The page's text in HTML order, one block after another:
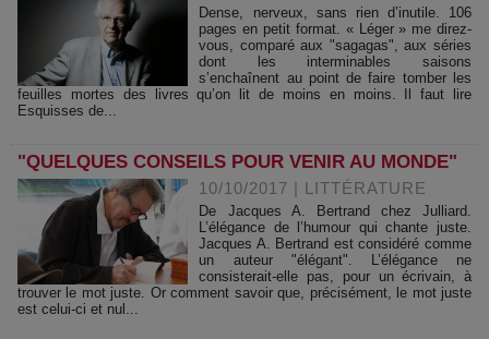
Dense, nerveux, sans rien d’inutile. 106
pages en petit format. « Léger » me direz-
vous, comparé aux "sagagas", aux séries
dont les interminables saisons
s’enchaînent au point de faire tomber les
feuilles mortes des livres qu’on lit de moins en moins. Il faut lire
Esquisses de...
"QUELQUES CONSEILS POUR VENIR AU MONDE"
10/10/2017 | LITTÉRATURE
De Jacques A. Bertrand chez Julliard.
L’élégance de l’humour qui chante juste.
Jacques A. Bertrand est considéré comme
un auteur "élégant". L’élégance ne
consisterait-elle pas, pour un écrivain, à
trouver le mot juste. Or comment savoir que, précisément, le mot juste
est celui-ci et nul...